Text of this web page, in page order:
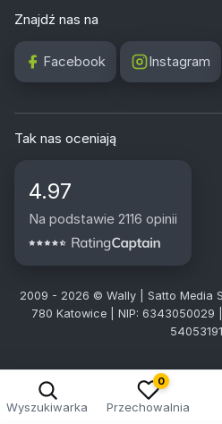
Znajdź nas na
Facebook Instagram
Tak nas oceniają
4.97
Na podstawie 2116 opinii
2009 - 2026 © Wally | Satto Media
780 Katowice | NIP: 6343050029
Wyszukiwarka
0
Przechowalnia